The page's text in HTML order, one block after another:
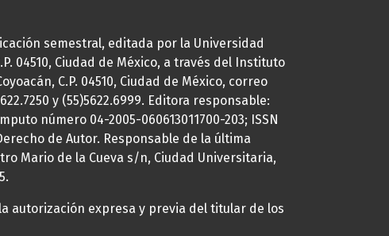
semestral, editada por la Universidad
04510, Ciudad de México, a través del Instituto
C.P. 04510, Ciudad de México, correo
y (55)5622.6999. Editora responsable:
número 04-2005-060613011700-203; ISSN
de Autor. Responsable de la última
Mario de la Cueva s/n, Ciudad Universitaria,
autorización expresa y previa del titular de los